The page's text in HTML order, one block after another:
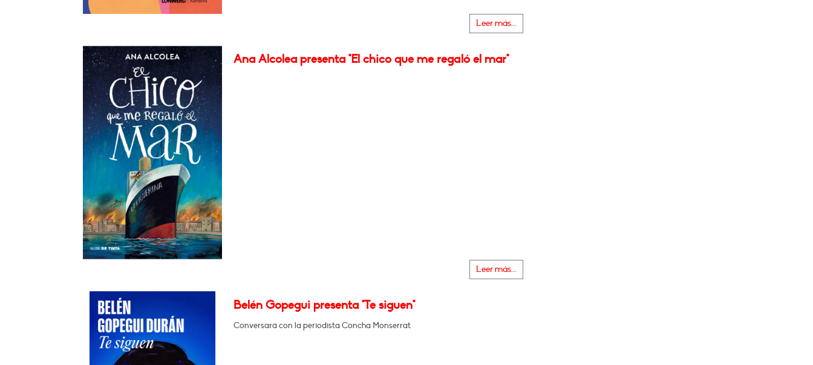
Leer más...
Ana Alcolea presenta "El chico que me regaló el mar"
Leer más...
Belén Gopegui presenta "Te siguen"
Conversará con la periodista Concha Monserrat